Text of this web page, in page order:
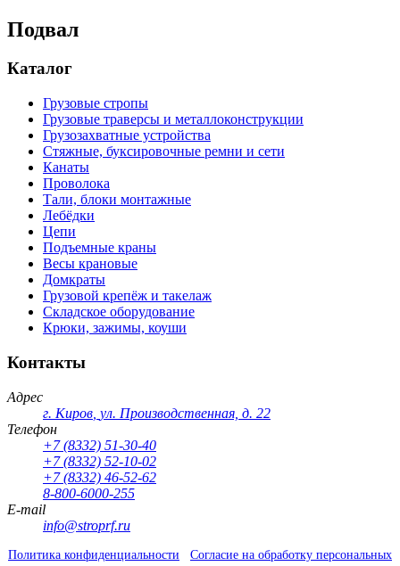
Подвал
Каталог
Грузовые стропы
Грузовые траверсы и металлоконструкции
Грузозахватные устройства
Стяжные, буксировочные ремни и сети
Канаты
Проволока
Тали, блоки монтажные
Лебёдки
Цепи
Подъемные краны
Весы крановые
Домкраты
Грузовой крепёж и такелаж
Складское оборудование
Крюки, зажимы, коуши
Контакты
Адрес
г. Киров ул. Производственная, д. 22
Телефон
+7 (8332) 51-30-40
+7 (8332) 52-10-02
+7 (8332) 46-52-62
8-800-6000-255
E-mail
info@stroprf.ru
Политика конфиденциальности
Согласие на обработку персональных